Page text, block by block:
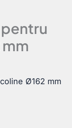
Ø162 mm